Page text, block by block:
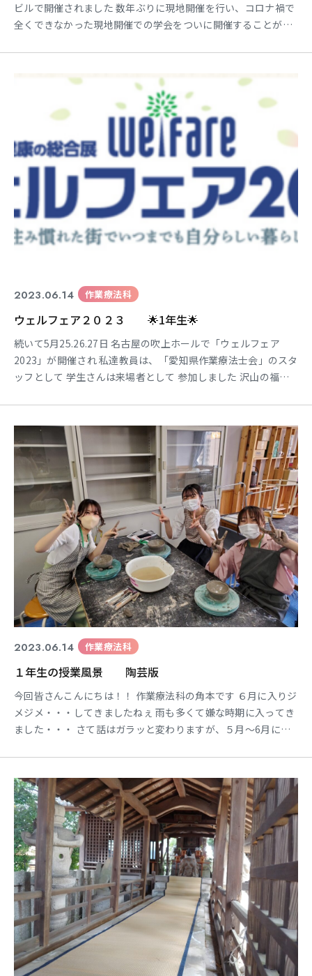
ビルで開催されました 数年ぶりに現地開催を行い、コロナ禍で
全くできなかった現地開催での学会をついに開催することがで
では、新 日本作業療法士協会会長の山本伸一先生に講演して
いただきました テーマは「5年後10年後 その先の
2023.06.14 作業療法科
ウェルフェア２０２３ 🌟1年生🌟
続いて5月25.26.27日 名古屋の吹上ホールで「ウェルフェア
2023」が開催され 私達教員は、「愛知県作業療法士会」のスタ
ッフとして 学生さんは来場者として 参加しました 沢山の福祉
ました 唯一、作業療法ブースは写真OKだったので撮ってきま
した ピンクの服を着ている男性が田中先生と
2023.06.14 作業療法科
１年生の授業風景 陶芸版
今回皆さんこんにちは！！ 作業療法科の角本です ６月に入りジ
メジメ・・・してきましたねぇ 雨も多くて嫌な時期に入ってき
ました・・・ さて話はガラッと変わりますが、５月～6月に実
いほど昔からよく行われてきました 現在では、身体領域の病院
では少なくなっていますが、精神科の病院では現在も